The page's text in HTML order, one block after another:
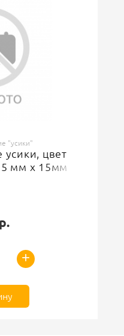
"усики"
цвет
мм х 15мм
+